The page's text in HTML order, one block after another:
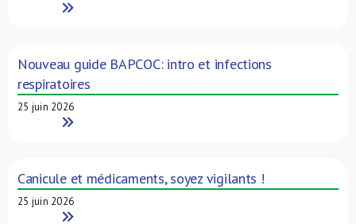
Read More
Nouveau guide BAPCOC: intro et infections
respiratoires
25 juin 2026
Read More
Canicule et médicaments, soyez vigilants !
25 juin 2026
Read More